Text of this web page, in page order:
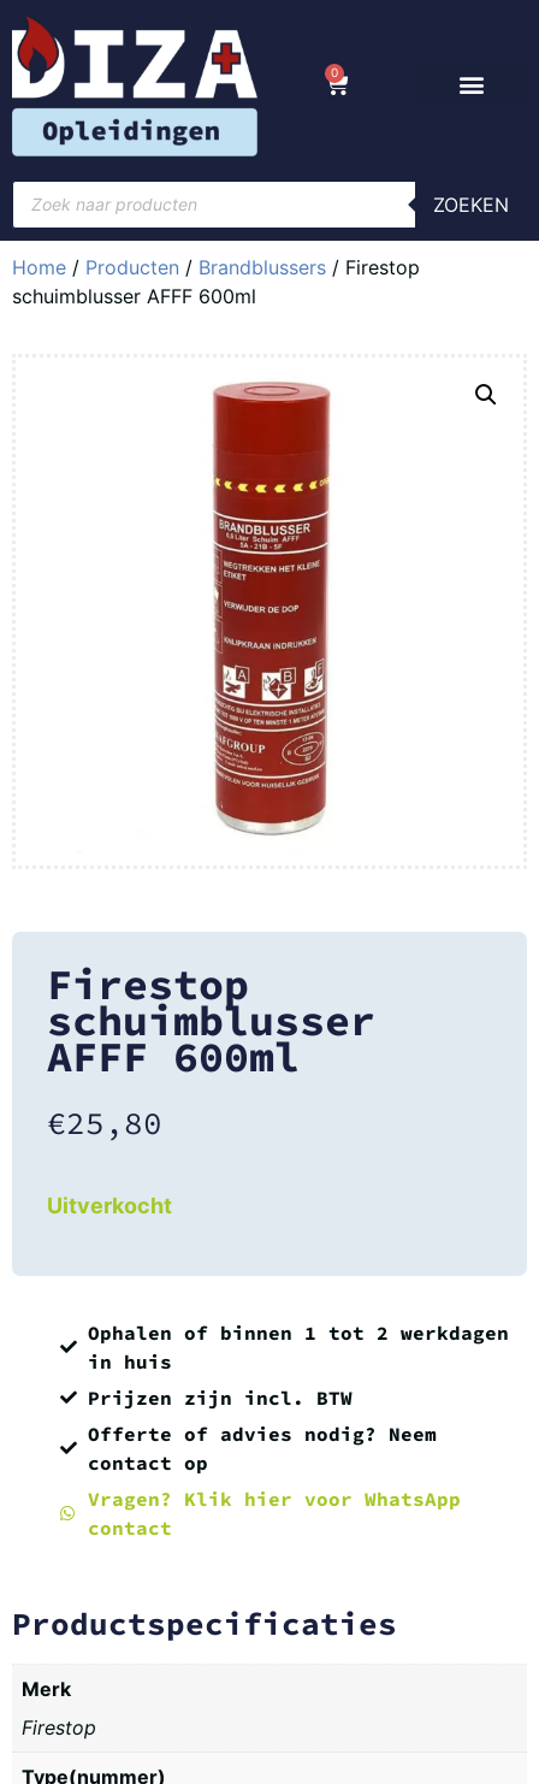
0
ZOEKEN
Home / Producten / Brandblussers / Firestop
schuimblusser AFFF 600ml
Firestop
schuimblusser
AFFF 600ml
€25,80
Uitverkocht
Ophalen of binnen 1 tot 2 werkdagen
in huis
Prijzen zijn incl. BTW
Offerte of advies nodig? Neem
contact op
Vragen? Klik hier voor WhatsApp
contact
Productspecificaties
Merk
Firestop
Type(nummer)